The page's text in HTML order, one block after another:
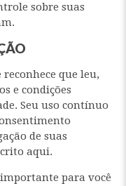
sobre suas
que leu,
e condições
Seu uso contínuo
de suas
aqui.
para você